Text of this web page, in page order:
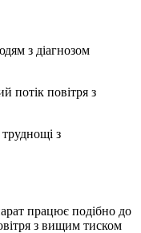
з діагнозом
потік повітря з
з
працює подібно до
з вищим тиском